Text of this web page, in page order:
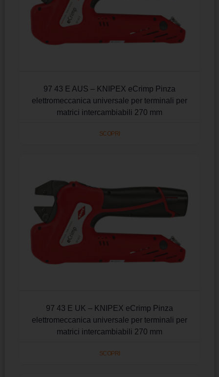
97 43 E AUS – KNIPEX eCrimp Pinza
elettromeccanica universale per terminali per
matrici intercambiabili 270 mm
SCOPRI
97 43 E UK – KNIPEX eCrimp Pinza
elettromeccanica universale per terminali per
matrici intercambiabili 270 mm
SCOPRI